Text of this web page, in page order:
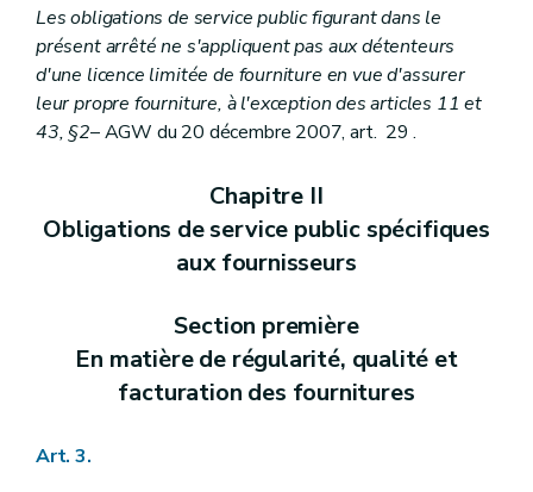
Les obligations de service public figurant dans le
présent arrêté ne s'appliquent pas aux détenteurs
d'une licence limitée de fourniture en vue d'assurer
leur propre fourniture, à l'exception des articles 11 et
43, §2– AGW du 20 décembre 2007, art. 29 .
Chapitre II
Obligations de service public spécifiques
aux fournisseurs
Section première
En matière de régularité, qualité et
facturation des fournitures
Art. 3.